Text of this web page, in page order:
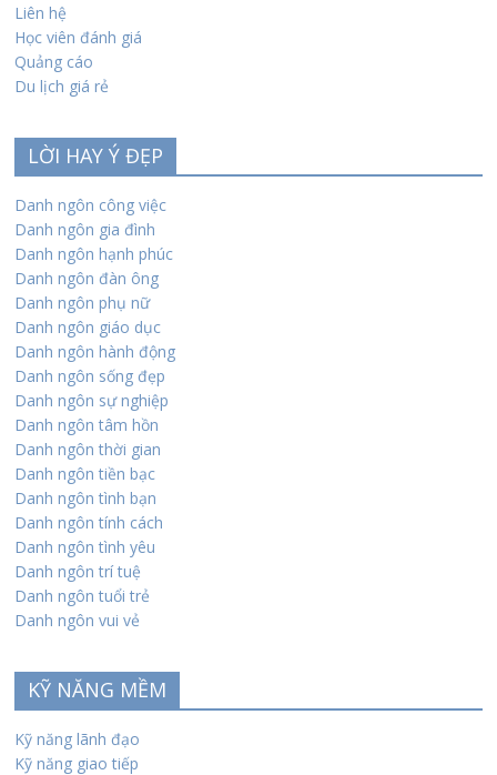
Liên hệ
Học viên đánh giá
Quảng cáo
Du lịch giá rẻ
LỜI HAY Ý ĐẸP
Danh ngôn công việc
Danh ngôn gia đình
Danh ngôn hạnh phúc
Danh ngôn đàn ông
Danh ngôn phụ nữ
Danh ngôn giáo dục
Danh ngôn hành động
Danh ngôn sống đẹp
Danh ngôn sự nghiệp
Danh ngôn tâm hồn
Danh ngôn thời gian
Danh ngôn tiền bạc
Danh ngôn tình bạn
Danh ngôn tính cách
Danh ngôn tình yêu
Danh ngôn trí tuệ
Danh ngôn tuổi trẻ
Danh ngôn vui vẻ
KỸ NĂNG MỀM
Kỹ năng lãnh đạo
Kỹ năng giao tiếp